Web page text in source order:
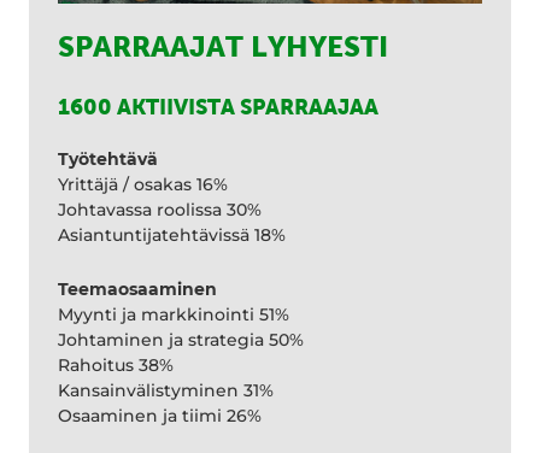
SPARRAAJAT LYHYESTI
1600 AKTIIVISTA SPARRAAJAA
Työtehtävä
Yrittäjä / osakas 16%
Johtavassa roolissa 30%
Asiantuntijatehtävissä 18%
Teemaosaaminen
Myynti ja markkinointi 51%
Johtaminen ja strategia 50%
Rahoitus 38%
Kansainvälistyminen 31%
Osaaminen ja tiimi 26%